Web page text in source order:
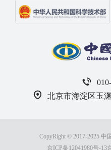
北京市海淀区玉
CopyRight © 2017-2025 中
京ICP备12041980号-13